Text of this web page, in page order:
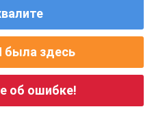
была здесь
об ошибке!